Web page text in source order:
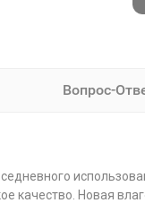
Вопрос-
качество. Новая